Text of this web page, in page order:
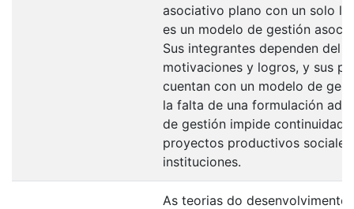
asociativo plano con un solo
es un modelo de gestión
Sus integrantes dependen del
motivaciones y logros, y sus
cuentan con un modelo de
la falta de una formulación
de gestión impide continuidad
proyectos productivos
instituciones.
As teorias do desenvolvimento